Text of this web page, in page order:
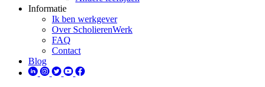
Informatie
Ik ben werkgever
Over ScholierenWerk
FAQ
Contact
Blog